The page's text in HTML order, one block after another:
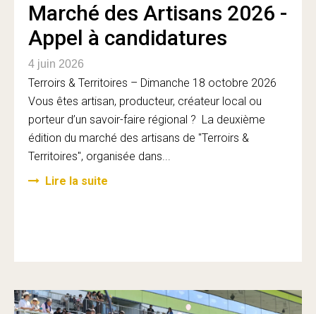
Marché des Artisans 2026 -
Appel à candidatures
4 juin 2026
Terroirs & Territoires – Dimanche 18 octobre 2026
Vous êtes artisan, producteur, créateur local ou
porteur d’un savoir-faire régional ? La deuxième
édition du marché des artisans de "Terroirs &
Territoires", organisée dans...
Lire la suite